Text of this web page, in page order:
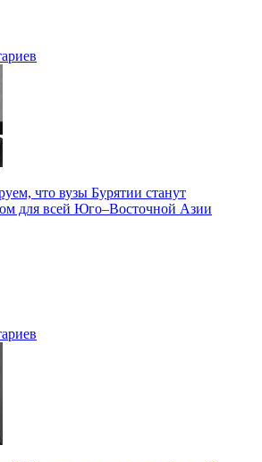
что вузы Бурятии станут
для всей Юго–Восточной Азии